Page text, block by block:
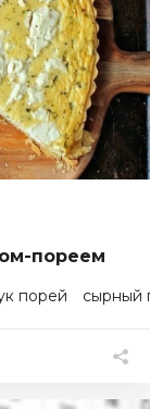
пореем
порей сырный